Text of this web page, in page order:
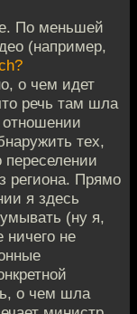
По меньшей
(например,
о чем идет
речь там шла
тех,
переселении
региона. Прямо
я здесь
(ну я,
ничего не
о чем шла